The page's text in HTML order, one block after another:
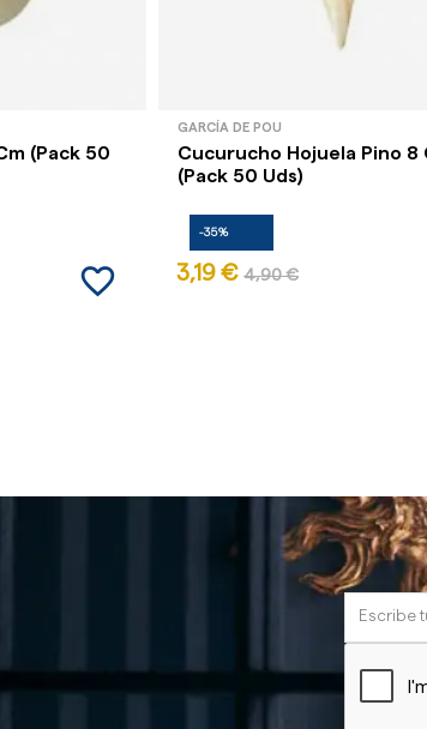
(Pack 50
favorite_border
GARCÍA DE POU
Cucurucho Hojuela Pino 8
(Pack 50 Uds)
-35%
3,19 € 4,90 €